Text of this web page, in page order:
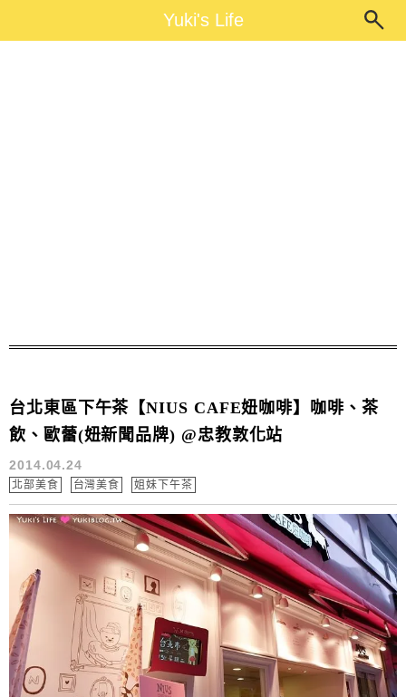
Yuki's LifeYuki's Life
台北東區下午茶【NIUS CAFE妞咖啡】咖啡、茶
飲、歐蕾(妞新聞品牌) @忠教敦化站
2014.04.24
北部美食 台灣美食 姐妹下午茶